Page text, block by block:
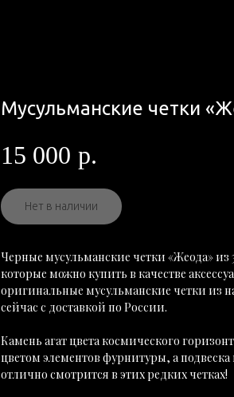
Мусульманские четки
15 000 р.
Нет в наличии
Черные мусульманские четки «Жеода» из
которые можно купить в качестве
оригинальные мусульманские четки из
сейчас с доставкой по России.
Камень агат цвета космического
цветом элементов фурнитуры, а подвеска
отлично смотрится в этих редких четках!